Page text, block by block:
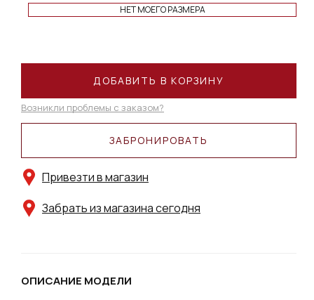
НЕТ МОЕГО РАЗМЕРА
ЗАБРОНИРОВАТЬ
Привезти в магазин
Забрать из магазина сегодня
ДОБАВИТЬ В КОРЗИНУ
Возникли проблемы с заказом?
ОПИСАНИЕ МОДЕЛИ